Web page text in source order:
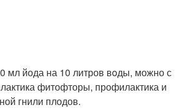
мл йода на 10 литров вoды, можно с
фитофторы, профилактика и
гнили плодов.